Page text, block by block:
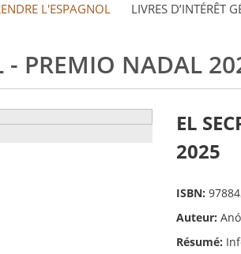
L'ESPAGNOL LIVRES D’INTÉRÊT
- PREMIO NADAL
EL
2025
ISBN:
Auteur:
Résumé: